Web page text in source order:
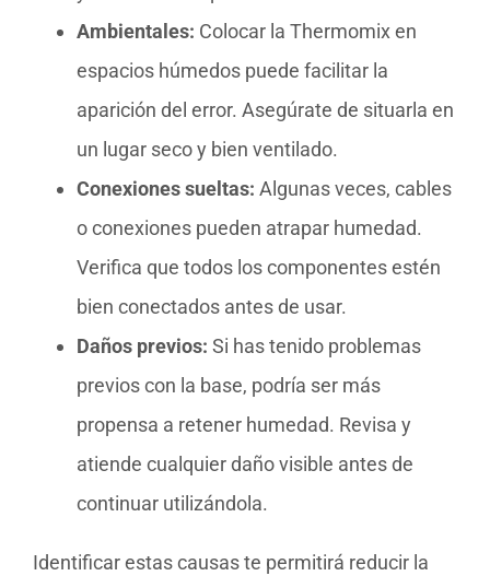
Ambientales: Colocar la Thermomix en
espacios húmedos puede facilitar la
aparición del error. Asegúrate de situarla en
un lugar seco y bien ventilado.
Conexiones sueltas: Algunas veces, cables
o conexiones pueden atrapar humedad.
Verifica que todos los componentes estén
bien conectados antes de usar.
Daños previos: Si has tenido problemas
previos con la base, podría ser más
propensa a retener humedad. Revisa y
atiende cualquier daño visible antes de
continuar utilizándola.
Identificar estas causas te permitirá reducir la